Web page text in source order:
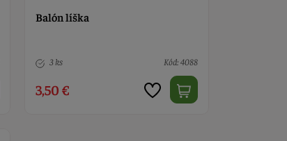
Balón líška
3 ks Kód: 4088
3,50 €